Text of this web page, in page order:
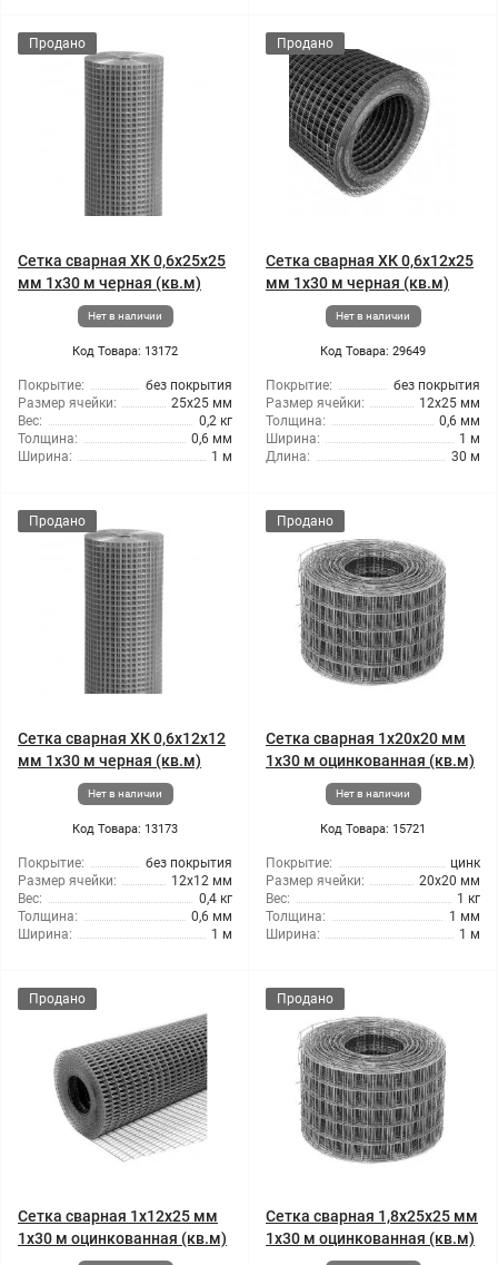
Продано
Сетка сварная ХК 0,6x25x25
мм 1x30 м черная (кв.м)
Нет в наличии
Код Товара: 13172
Покрытие:
без покрытия
Размер ячейки:
25x25 мм
Вес:
0,2 кг
Толщина:
0,6 мм
Ширина:
1 м
Продано
Сетка сварная ХК 0,6x12x25
мм 1x30 м черная (кв.м)
Нет в наличии
Код Товара: 29649
Покрытие:
без покрытия
Размер ячейки:
12x25 мм
Толщина:
0,6 мм
Ширина:
1 м
Длина:
30 м
Продано
Сетка сварная ХК 0,6x12x12
мм 1x30 м черная (кв.м)
Нет в наличии
Код Товара: 13173
Покрытие:
без покрытия
Размер ячейки:
12x12 мм
Вес:
0,4 кг
Толщина:
0,6 мм
Ширина:
1 м
Продано
Сетка сварная 1x20x20 мм
1x30 м оцинкованная (кв.м)
Нет в наличии
Код Товара: 15721
Покрытие:
цинк
Размер ячейки:
20x20 мм
Вес:
1 кг
Толщина:
1 мм
Ширина:
1 м
Продано
Сетка сварная 1x12x25 мм
1x30 м оцинкованная (кв.м)
Продано
Сетка сварная 1,8x25x25 мм
1x30 м оцинкованная (кв.м)